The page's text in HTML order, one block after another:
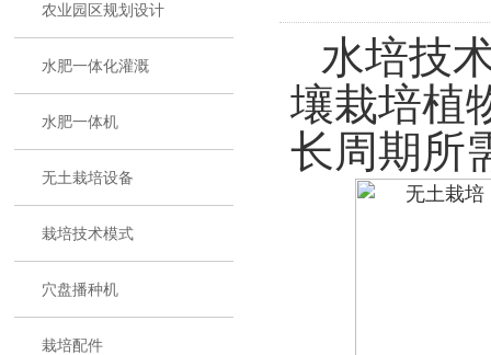
农业园区规划设计
水肥一体化灌溉
水肥一体机
无土栽培设备
栽培技术模式
穴盘播种机
栽培配件
水培技
壤栽培植
长周期所